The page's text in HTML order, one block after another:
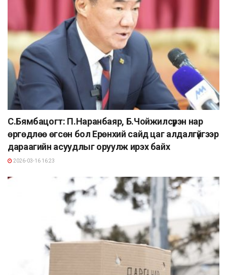
С.Бямбацогт: П.Наранбаяр, Б.Чойжилсүрэн нар
өргөдлөө өгсөн бол Ерөнхий сайд цаг алдалгүйгээр
дараагийн асуудлыг оруулж ирэх байх
2026-03-16 16:23